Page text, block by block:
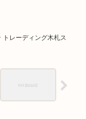
トレーディング木札ス